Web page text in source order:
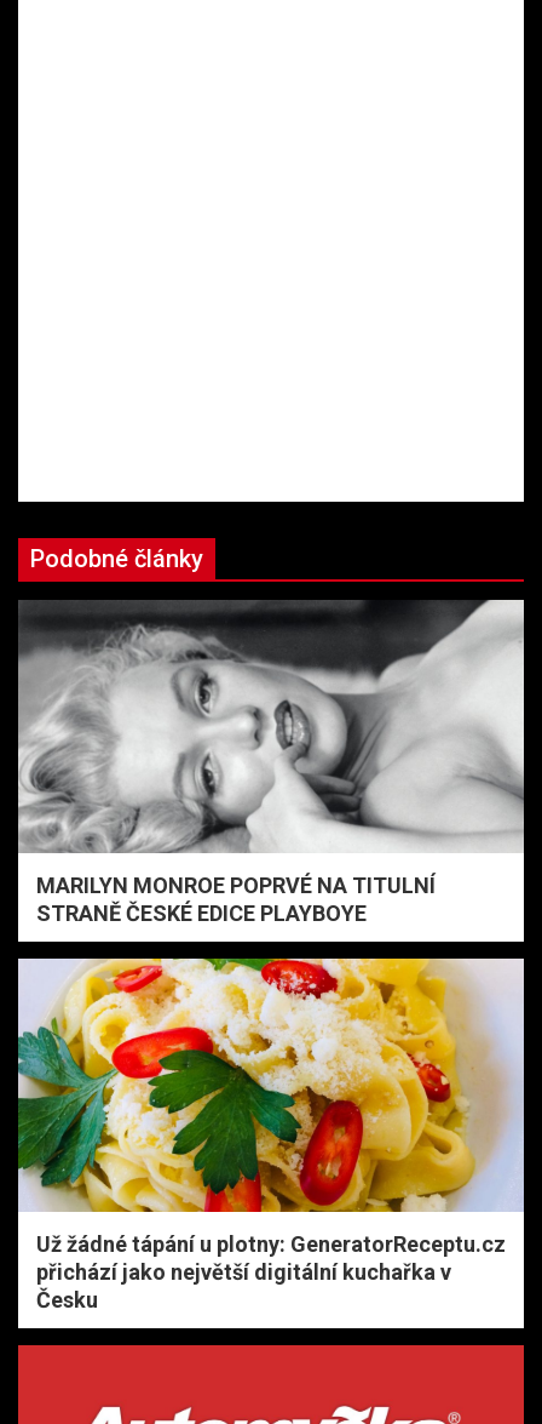
Podobné články
MARILYN MONROE POPRVÉ NA TITULNÍ
STRANĚ ČESKÉ EDICE PLAYBOYE
Už žádné tápání u plotny: GeneratorReceptu.cz
přichází jako největší digitální kuchařka v
Česku